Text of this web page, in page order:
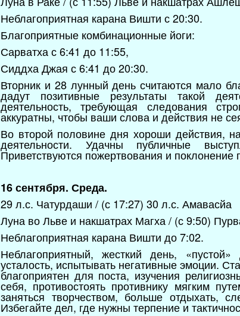
Неблагоприятная карана Вишти с 20:30.
Благоприятные комбинационные йоги:
Сарватха с 6:41 до 11:55,
Сиддха Джая с 6:41 до 20:30.
Вторник и 28 лунный день считаются мало
дадут позитивные результаты такой
деятельность, требующая следования
аккуратны, чтобы ваши слова и действия не
Во второй половине дня хороши действия,
деятельности. Удачны публичные
Приветствуются пожертвования и поклонение
16 сентября. Среда.
29 л.с. Чатурдаши / (с 17:27) 30 л.с. Амавасйа
Луна во Льве и накшатрах Магха / (с 9:50)
Неблагоприятная карана Вишти до 7:02.
Неблагоприятный, жесткий день,
усталость, испытывать негативные эмоции.
благоприятен для поста, изучения
себя, противостоять противнику мягким
заняться творчеством, больше отдыхать,
Избегайте дел, где нужны терпение и